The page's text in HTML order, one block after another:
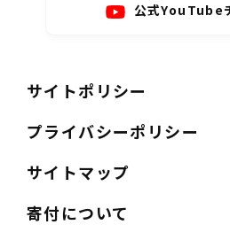
公式YouTube
サイトポリシー
プライバシーポリシー
サイトマップ
寄付について